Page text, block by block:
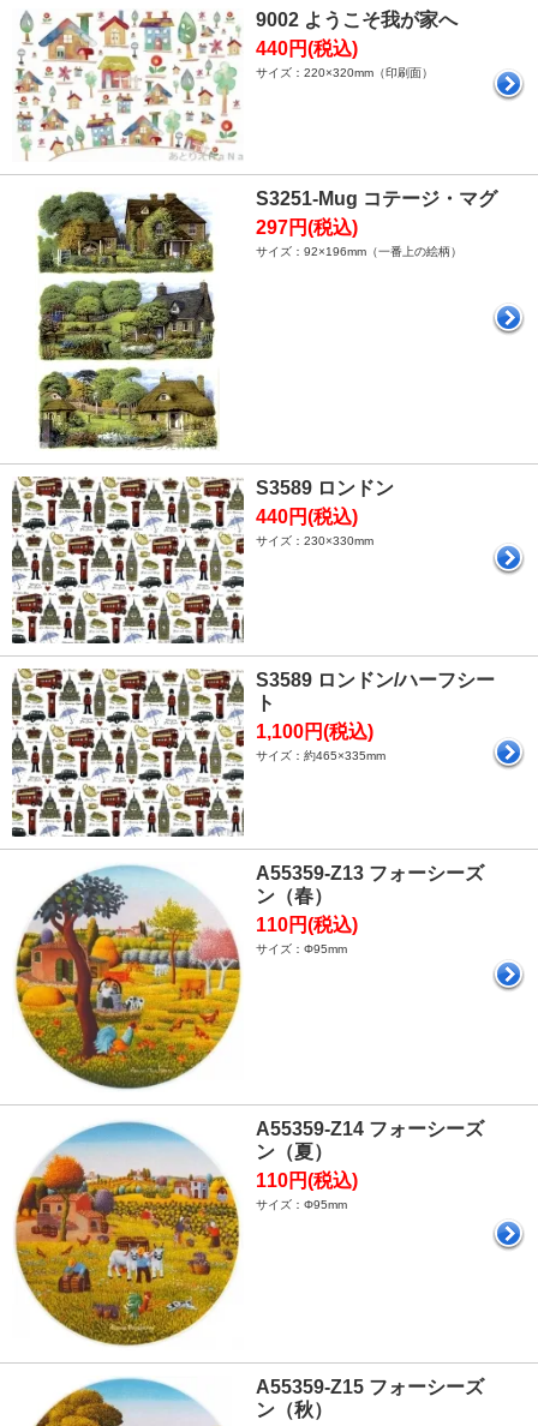
9002 ようこそ我が家へ
440円(税込)
サイズ：220×320mm（印刷面）
S3251-Mug コテージ・マグ
297円(税込)
サイズ：92×196mm（一番上の絵柄）
S3589 ロンドン
440円(税込)
サイズ：230×330mm
S3589 ロンドン/ハーフシー
ト
1,100円(税込)
サイズ：約465×335mm
A55359-Z13 フォーシーズ
ン（春）
110円(税込)
サイズ：Φ95mm
A55359-Z14 フォーシーズ
ン（夏）
110円(税込)
サイズ：Φ95mm
A55359-Z15 フォーシーズ
ン（秋）